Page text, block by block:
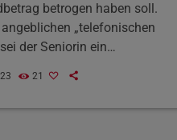
betrogen haben soll.
angeblichen „telefonischen
der Seniorin ein
und der
21